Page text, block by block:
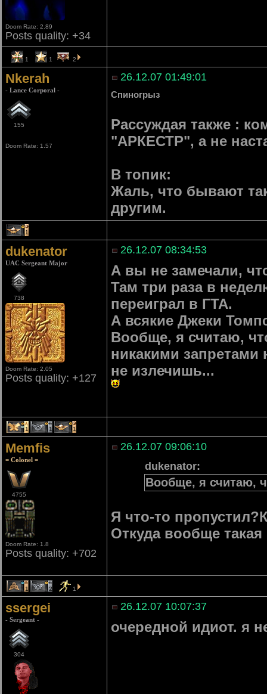
Doom Rate: 2.89
Posts quality: +34
1 1 2
Nkerah
- Lance Corporal -
155
Doom Rate: 1.57
26.12.07 01:49:01
Спиногрыз
Рассуждая также :
"АРКЕСТР", а не
В топик:
Жаль, что бывают
другим.
1
dukenator
UAC Sergeant Major
738
Doom Rate: 2.05
Posts quality: +127
26.12.07 08:34:53
А вы не замечали,
Там три раза в
переиграл в ГТА.
А всякие Джеки
Вообще, я считаю,
никакими запретами
не излечишь...
1 1 1
Memfis
= Colonel =
4755
Doom Rate: 1.8
Posts quality: +702
26.12.07 09:06:10
dukenator:
Вообще, я считаю,
Я что-то
Откуда вообще
1 2 1
ssergei
- Sergeant -
304
26.12.07 10:07:37
очередной идиот. я